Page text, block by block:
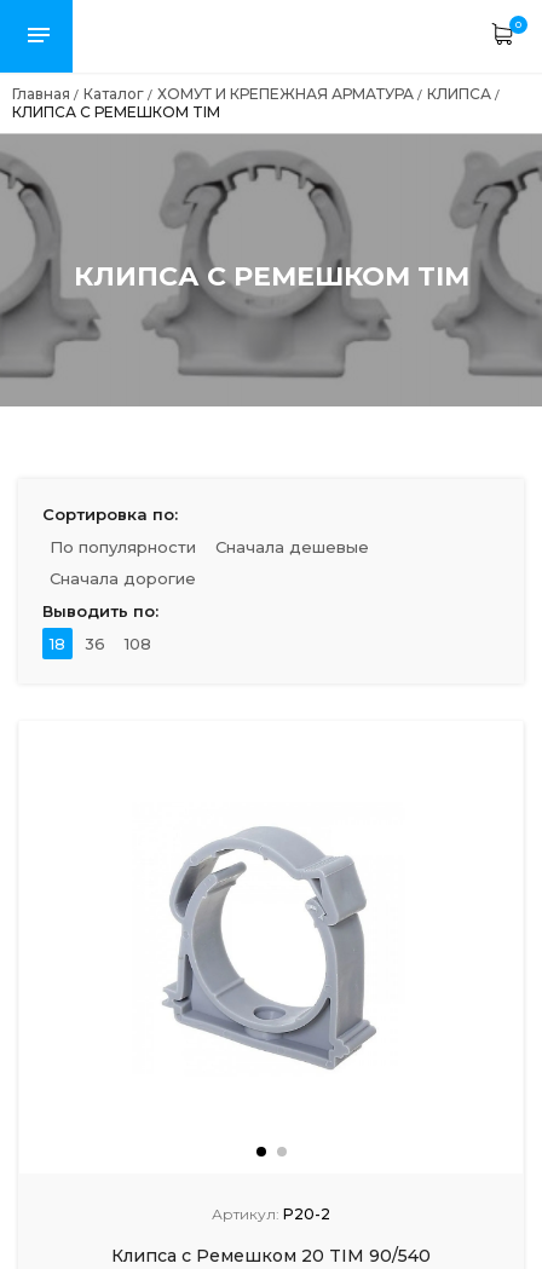
0
Главная / Каталог / ХОМУТ И КРЕПЕЖНАЯ АРМАТУРА / КЛИПСА /
КЛИПСА С РЕМЕШКОМ TIM
КЛИПСА С РЕМЕШКОМ TIM
Сортировка по:
По популярности
Сначала дешевые
Сначала дорогие
Выводить по:
18
36 108
Артикул: P20-2
Клипса с Ремешком 20 TIM 90/540